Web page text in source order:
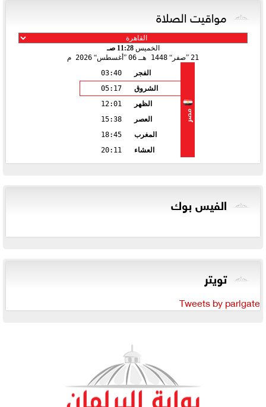
مواقيت الصلاة
الخميس11:28 صـ
21 صفر 1448 هـ 06 أغسطس 2026 م
مصر
الفجر
03:40
الشروق
05:17
الظهر
12:01
العصر
15:38
المغرب
18:45
العشاء
20:11
الفيس بوك
تويتر
Tweets by parlgate